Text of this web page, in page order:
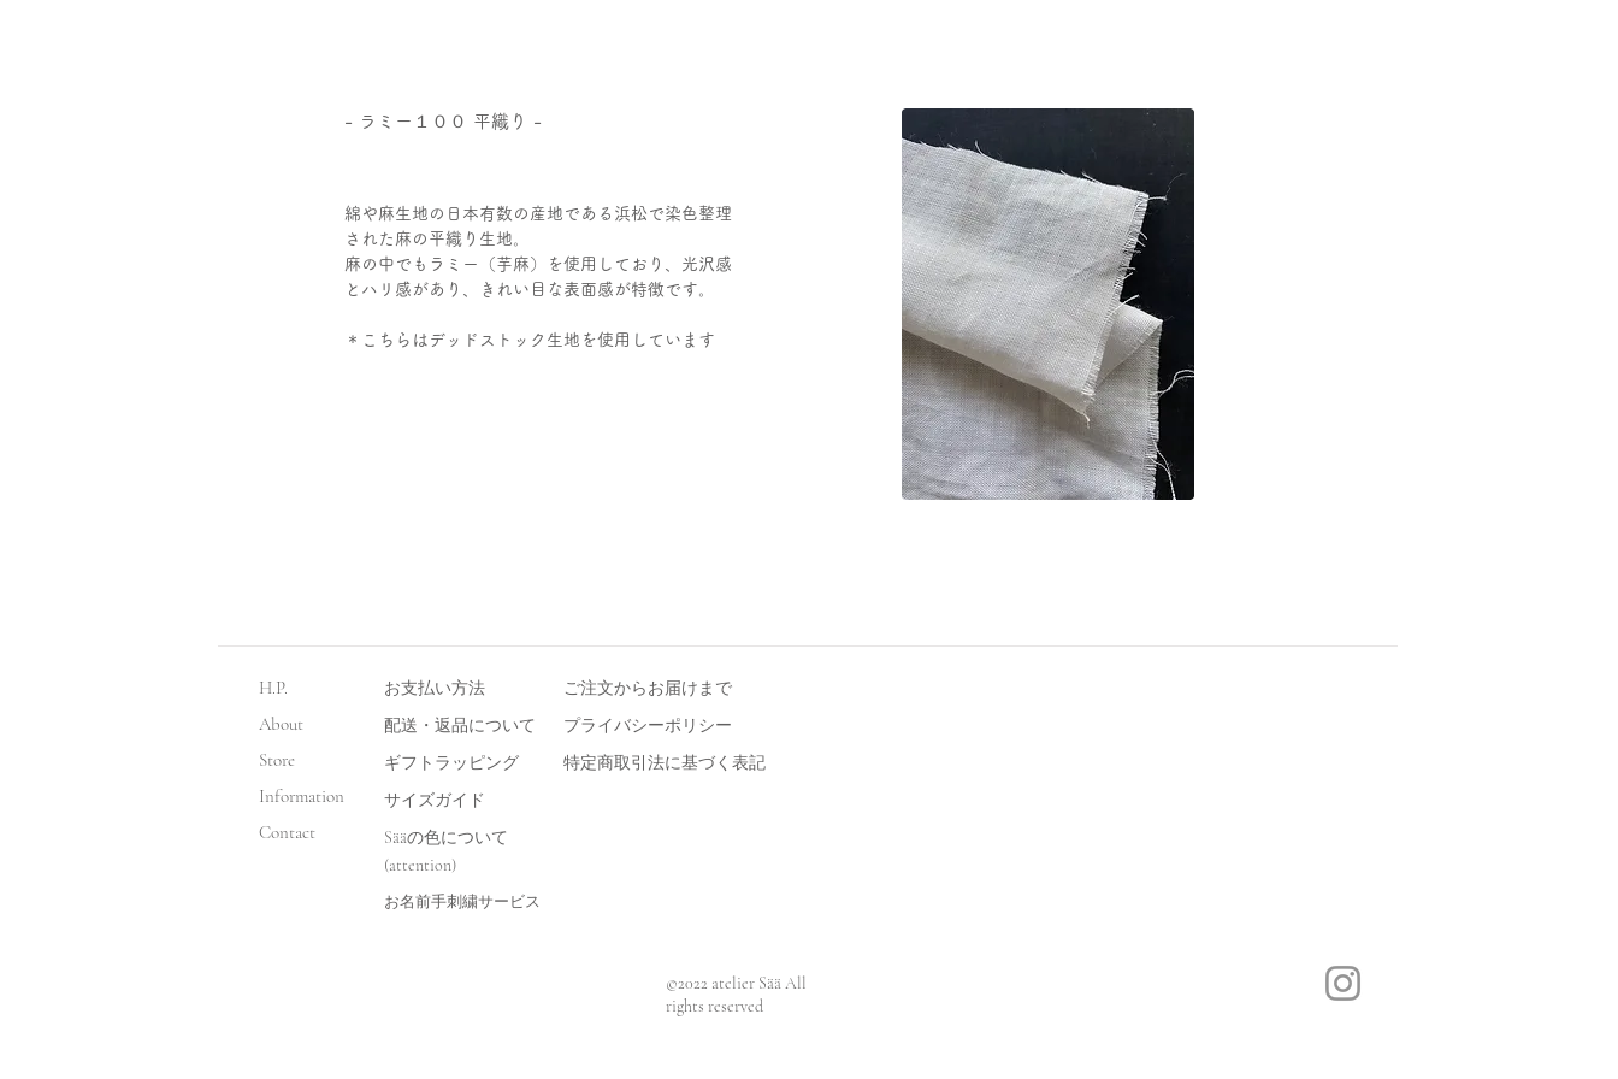
- ラミー１００ 平織り -
​綿や麻生地の日本有数の産地である浜松で染色整理
された麻の平織り生地。
麻の中でもラミー（芋麻）を使用しており、光沢感
とハリ感があり、きれい目な表面感が特徴です。
​＊こちらはデッドストック生地を使用しています
H.P.
About
Store
Information
Contact
お支払い方法
​配送・返品について
​ギフトラッピング
サイズガイド
Sääの色について
(attention)
お名前手刺繍サービス
ご注文からお届けまで
プライバシーポリシー​
特定商取引法に基づく表記
©︎2022 atelier Sää All
rights reserved